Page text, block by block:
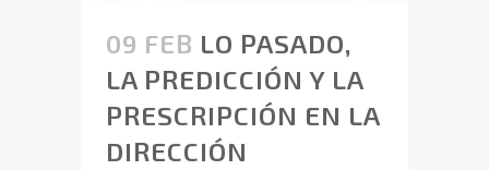
09 FEB LO PASADO,
LA PREDICCIÓN Y LA
PRESCRIPCIÓN EN LA
DIRECCIÓN